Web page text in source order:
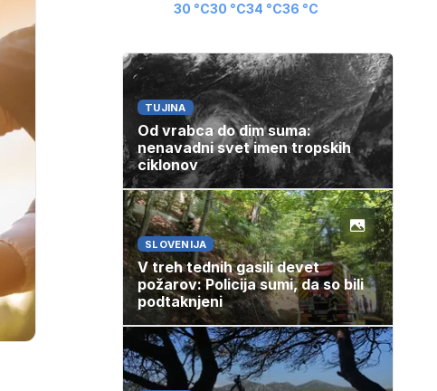
30 °C30 °C34 °C36 °C
TUJINA
Od vrabca do dim suma:
nenavadni svet imen tropskih
ciklonov
SLOVENIJA
V treh tednih gasili devet
požarov: Policija sumi, da so bili
podtaknjeni